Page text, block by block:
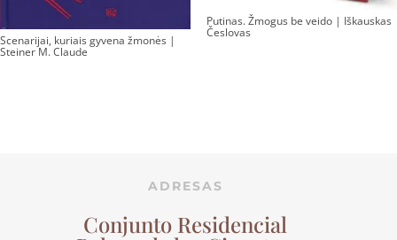
Scenarijai, kuriais gyvena žmonės |
Steiner M. Claude
Putinas. Žmogus be veido | Iškauskas
Česlovas
ADRESAS
Conjunto Residencial